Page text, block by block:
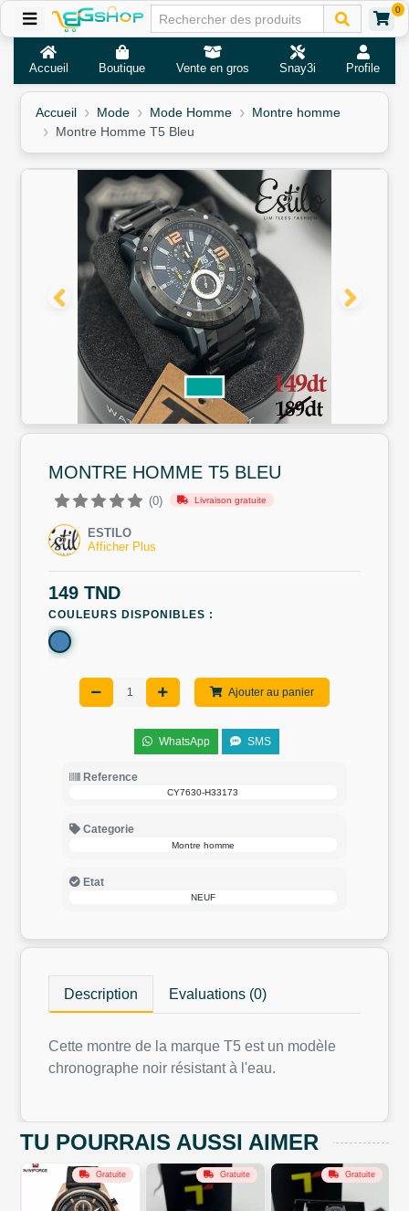
0
Accueil Boutique Vente en gros Snay3i Profile
Accueil Mode Mode Homme
Montre homme
Montre Homme T5 Bleu
MONTRE HOMME T5 BLEU
(0) Livraison gratuite
ESTILO
Afficher Plus
149 TND
COULEURS DISPONIBLES :
Ajouter au panier
WhatsApp SMS
Reference
CY7630-H33173
Categorie
Montre homme
Etat
NEUF
Description Evaluations (0)
Cette montre de la marque T5 est un modèle
chronographe noir résistant à l'eau.
TU POURRAIS AUSSI AIMER
Gratuite Gratuite Gratuite